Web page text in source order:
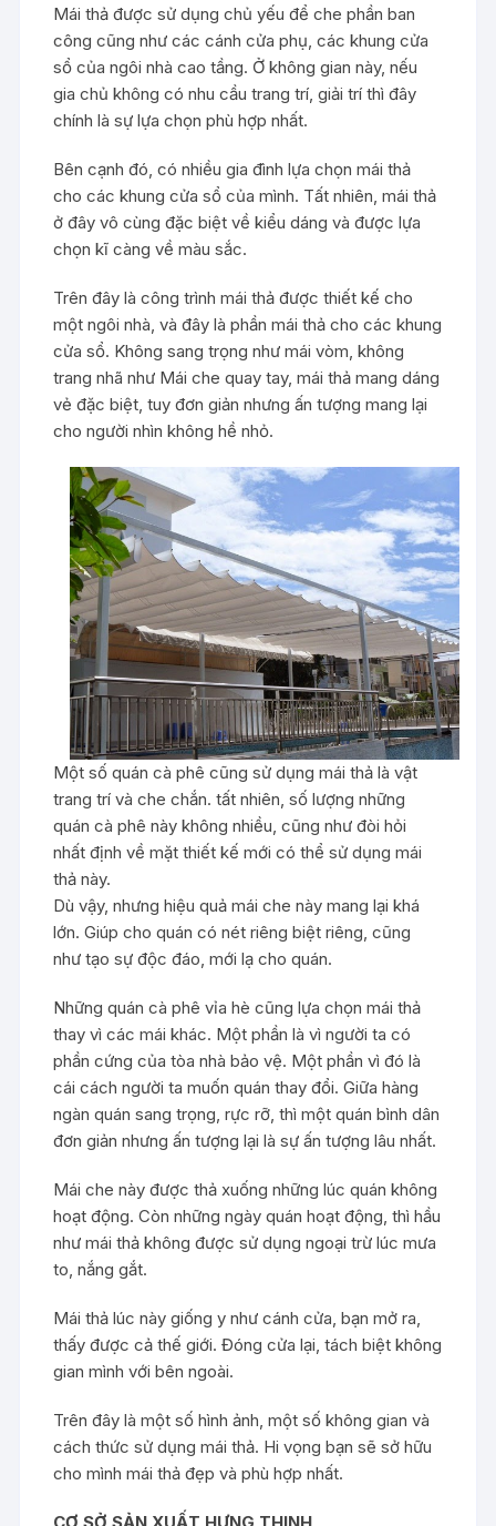
Mái thả được sử dụng chủ yếu để che phần ban
công cũng như các cánh cửa phụ, các khung cửa
sổ của ngôi nhà cao tầng. Ở không gian này, nếu
gia chủ không có nhu cầu trang trí, giải trí thì đây
chính là sự lựa chọn phù hợp nhất.
Bên cạnh đó, có nhiều gia đình lựa chọn mái thả
cho các khung cửa sổ của mình. Tất nhiên, mái thả
ở đây vô cùng đặc biệt về kiểu dáng và được lựa
chọn kĩ càng về màu sắc.
Trên đây là công trình mái thả được thiết kế cho
một ngôi nhà, và đây là phần mái thả cho các khung
cửa sổ. Không sang trọng như mái vòm, không
trang nhã như Mái che quay tay, mái thả mang dáng
vẻ đặc biệt, tuy đơn giản nhưng ấn tượng mang lại
cho người nhìn không hề nhỏ.
Một số quán cà phê cũng sử dụng mái thả là vật
trang trí và che chắn. tất nhiên, số lượng những
quán cà phê này không nhiều, cũng như đòi hỏi
nhất định về mặt thiết kế mới có thể sử dụng mái
thả này.
Dù vậy, nhưng hiệu quả mái che này mang lại khá
lớn. Giúp cho quán có nét riêng biệt riêng, cũng
như tạo sự độc đáo, mới lạ cho quán.
Những quán cà phê vỉa hè cũng lựa chọn mái thả
thay vì các mái khác. Một phần là vì người ta có
phần cứng của tòa nhà bảo vệ. Một phần vì đó là
cái cách người ta muốn quán thay đổi. Giữa hàng
ngàn quán sang trọng, rực rỡ, thì một quán bình dân
đơn giản nhưng ấn tượng lại là sự ấn tượng lâu nhất.
Mái che này được thả xuống những lúc quán không
hoạt động. Còn những ngày quán hoạt động, thì hầu
như mái thả không được sử dụng ngoại trừ lúc mưa
to, nắng gắt.
Mái thả lúc này giống y như cánh cửa, bạn mở ra,
thấy được cả thế giới. Đóng cửa lại, tách biệt không
gian mình với bên ngoài.
Trên đây là một số hình ảnh, một số không gian và
cách thức sử dụng mái thả. Hi vọng bạn sẽ sở hữu
cho mình mái thả đẹp và phù hợp nhất.
CƠ SỞ SẢN XUẤT HƯNG THỊNH